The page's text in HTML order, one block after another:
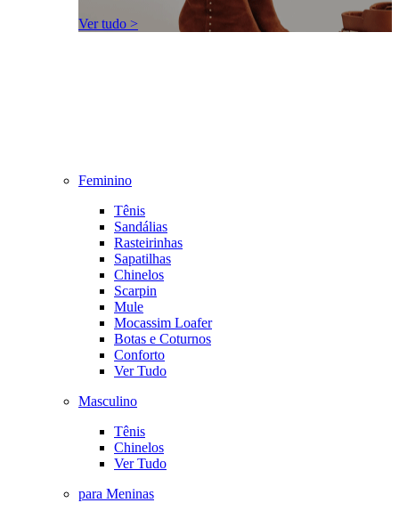
Ver tudo >
Feminino
Tênis
Sandálias
Rasteirinhas
Sapatilhas
Chinelos
Scarpin
Mule
Mocassim Loafer
Botas e Coturnos
Conforto
Ver Tudo
Masculino
Tênis
Chinelos
Ver Tudo
para Meninas